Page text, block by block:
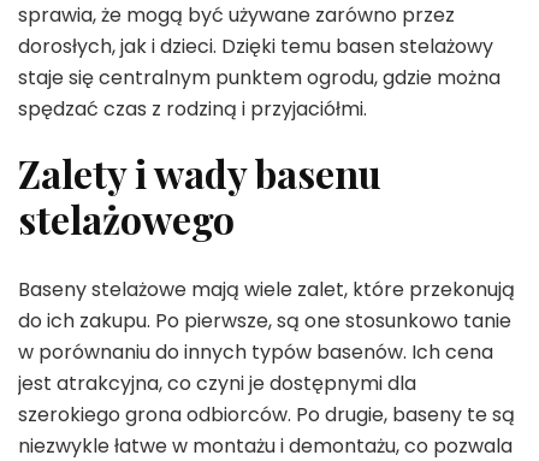
sprawia, że mogą być używane zarówno przez
dorosłych, jak i dzieci. Dzięki temu basen stelażowy
staje się centralnym punktem ogrodu, gdzie można
spędzać czas z rodziną i przyjaciółmi.
Zalety i wady basenu
stelażowego
Baseny stelażowe mają wiele zalet, które przekonują
do ich zakupu. Po pierwsze, są one stosunkowo tanie
w porównaniu do innych typów basenów. Ich cena
jest atrakcyjna, co czyni je dostępnymi dla
szerokiego grona odbiorców. Po drugie, baseny te są
niezwykle łatwe w montażu i demontażu, co pozwala